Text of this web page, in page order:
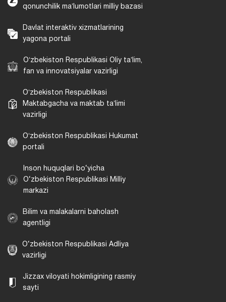
qonunchilik maʼlumotlari milliy bazasi
Davlat interaktiv xizmatlarining
yagona portali
Oʻzbekiston Respublikasi Oliy taʼlim,
fan va innovatsiyalar vazirligi
Oʻzbekiston Respublikasi
Maktabgacha va maktab taʼlimi
vazirligi
Oʻzbekiston Respublikasi Hukumat
portali
Inson huquqlari bo‘yicha
O‘zbekiston Respublikasi Milliy
markazi
Bilim va malakalarni baholash
agentligi
O‘zbekiston Respublikasi Adliya
vazirligi
Jizzax viloyati hokimligining rasmiy
sayti